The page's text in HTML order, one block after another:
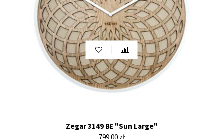
Zegar 3149 BE "Sun Large"
Cena
799,00 zł